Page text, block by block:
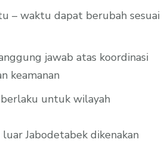
– waktu dapat berubah sesuai
jawab atas koordinasi
keamanan
untuk wilayah
Jabodetabek dikenakan